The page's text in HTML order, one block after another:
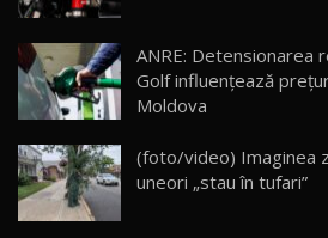
17 20:06
30:08
ANRE: Detensionarea
Golf influențează
Moldova
(foto/video) Imaginea
uneori „stau în tufari”